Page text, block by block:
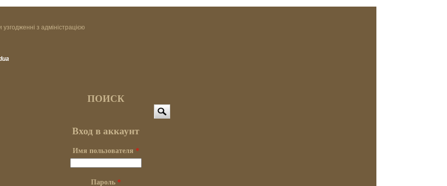
з адміністрацією
ПОИСК
Поиск
Вход в аккаунт
Имя пользователя *
Пароль *